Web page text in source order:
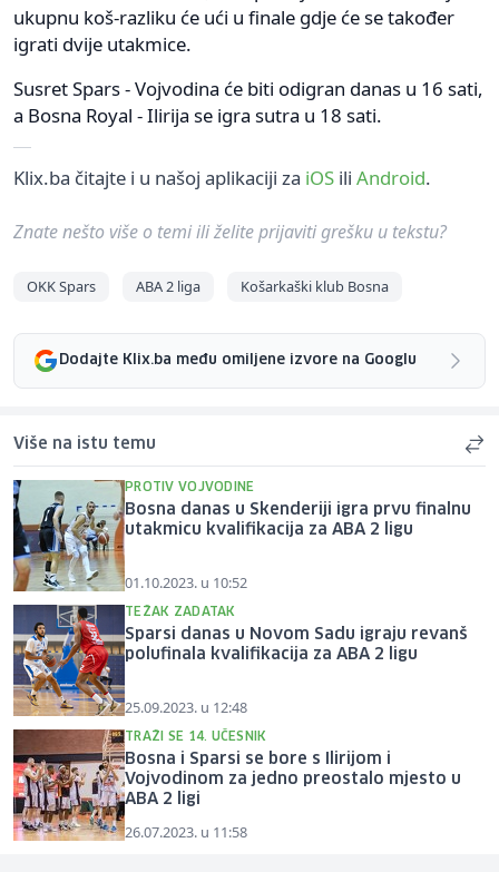
ukupnu koš-razliku će ući u finale gdje će se također
igrati dvije utakmice.
Susret Spars - Vojvodina će biti odigran danas u 16 sati,
a Bosna Royal - Ilirija se igra sutra u 18 sati.
Klix.ba čitajte i u našoj aplikaciji za iOS ili Android.
Znate nešto više o temi ili želite prijaviti grešku u tekstu?
OKK Spars ABA 2 liga Košarkaški klub Bosna
Dodajte Klix.ba među omiljene izvore na Googlu
Više na istu temu
PROTIV VOJVODINE
Bosna danas u Skenderiji igra prvu finalnu
utakmicu kvalifikacija za ABA 2 ligu
01.10.2023. u 10:52
TEŽAK ZADATAK
Sparsi danas u Novom Sadu igraju revanš
polufinala kvalifikacija za ABA 2 ligu
25.09.2023. u 12:48
TRAŽI SE 14. UČESNIK
Bosna i Sparsi se bore s Ilirijom i
Vojvodinom za jedno preostalo mjesto u
ABA 2 ligi
26.07.2023. u 11:58